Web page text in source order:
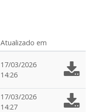
Atualizado em
17/03/2026
14:26
17/03/2026
14:27